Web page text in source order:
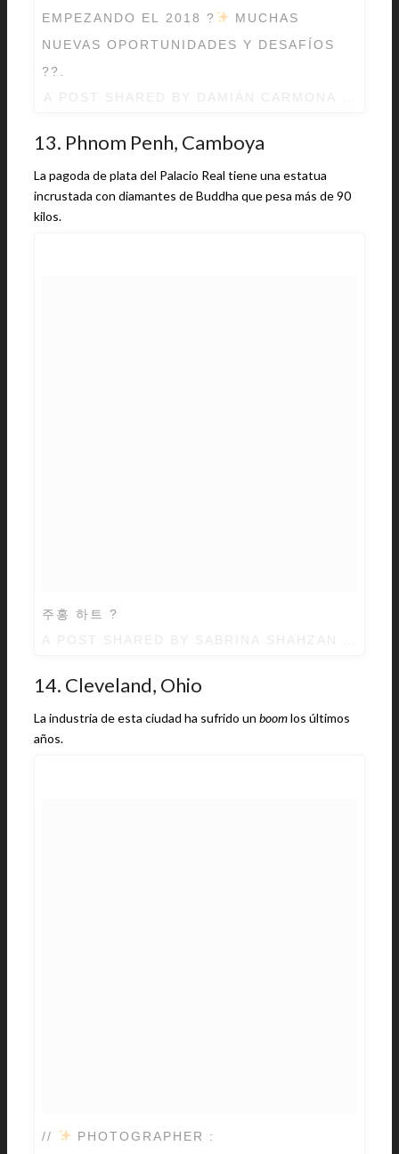
EMPEZANDO EL 2018 ?
MUCHAS
NUEVAS OPORTUNIDADES Y DESAFÍOS
??.
13. Phnom Penh, Camboya
La pagoda de plata del Palacio Real tiene una estatua
incrustada con diamantes de Buddha que pesa más de 90
kilos.
주홍 하트 ?
14. Cleveland, Ohio
La industria de esta ciudad ha sufrido un boomlos últimos
años.
// PHOTOGRAPHER :